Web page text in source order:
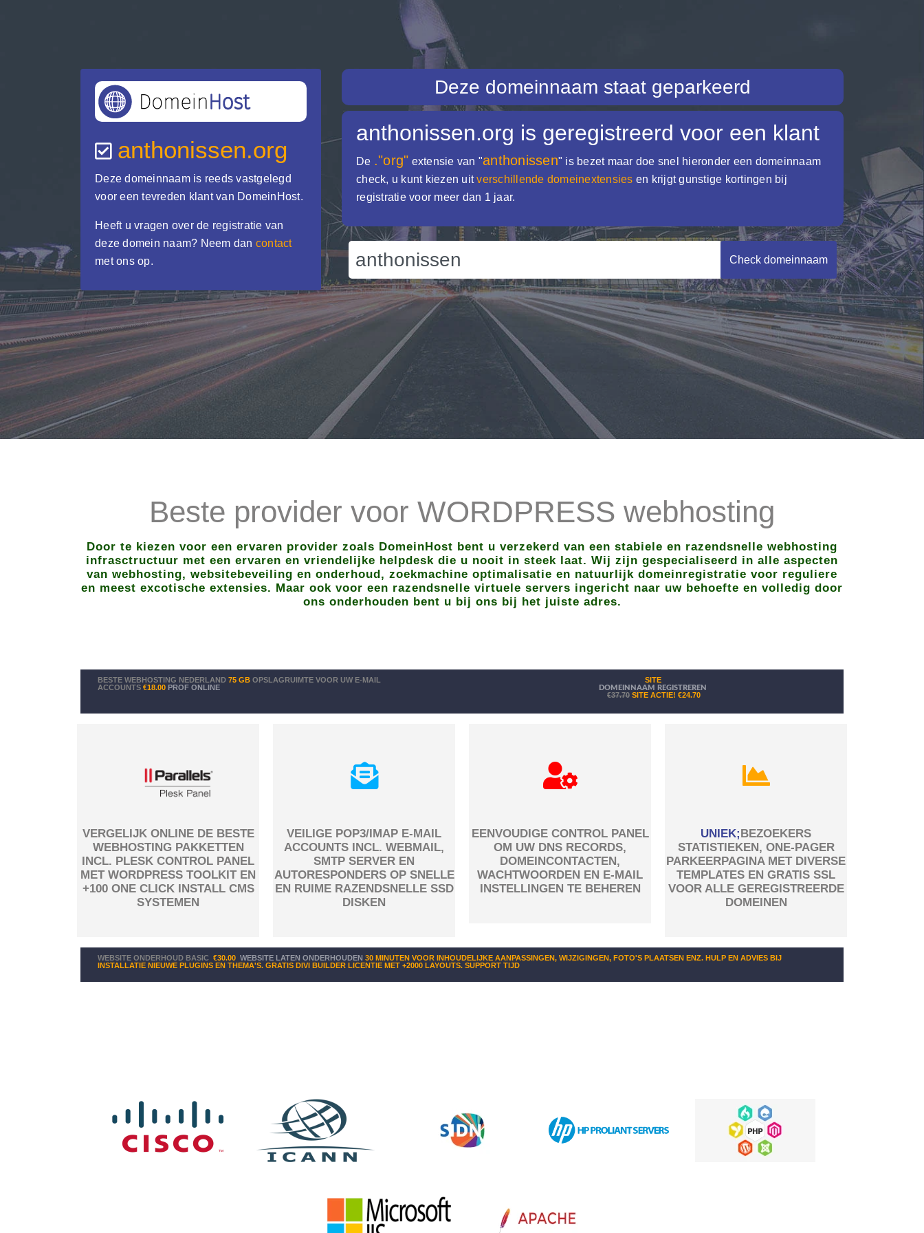
anthonissen.org
Deze domeinnaam is reeds vastgelegd
voor een tevreden klant van DomeinHost.
Heeft u vragen over de registratie van
deze domein naam? Neem dan contact
met ons op.
Deze domeinnaam staat geparkeerd
anthonissen.org is geregistreerd voor een klant
De ."org" extensie van "anthonissen" is bezet maar doe snel hieronder een domeinnaam
check, u kunt kiezen uitverschillende domeinextensies en krijgt gunstige kortingen bij
registratie voor meer dan 1 jaar.
Check domeinnaam
Beste provider voor WORDPRESS webhosting
Door te kiezen voor een ervaren provider zoals DomeinHost bent u verzekerd van een stabiele en razendsnelle webhosting
infrasctructuur met een ervaren en vriendelijke helpdesk die u nooit in steek laat. Wij zijn gespecialiseerd in alle aspecten
van webhosting, websitebeveiling en onderhoud, zoekmachine optimalisatie en natuurlijk domeinregistratie voor reguliere
en meest excotische extensies. Maar ook voor een razendsnelle virtuele servers ingericht naar uw behoefte en volledig door
ons onderhouden bent u bij ons bij het juiste adres.
BESTE WEBHOSTING NEDERLAND 75 GB OPSLAGRUIMTE VOOR UW E-MAIL
ACCOUNTS €18.00 PROF ONLINE
SITE
DOMEINNAAM REGISTREREN
€37.70 SITE ACTIE! €24.70
VERGELIJK ONLINE DE BESTE
WEBHOSTING PAKKETTEN
INCL. PLESK CONTROL PANEL
MET WORDPRESS TOOLKIT EN
+100 ONE CLICK INSTALL CMS
SYSTEMEN
VEILIGE POP3/IMAP E-MAIL
ACCOUNTS INCL. WEBMAIL,
SMTP SERVER EN
AUTORESPONDERS OP SNELLE
EN RUIME RAZENDSNELLE SSD
DISKEN
EENVOUDIGE CONTROL PANEL
OM UW DNS RECORDS,
DOMEINCONTACTEN,
WACHTWOORDEN EN E-MAIL
INSTELLINGEN TE BEHEREN
UNIEK;BEZOEKERS
STATISTIEKEN, ONE-PAGER
PARKEERPAGINA MET DIVERSE
TEMPLATES EN GRATIS SSL
VOOR ALLE GEREGISTREERDE
DOMEINEN
WEBSITE ONDERHOUD BASIC €30.00 WEBSITE LATEN ONDERHOUDEN 30 MINUTEN VOOR INHOUDELIJKE AANPASSINGEN, WIJZIGINGEN, FOTO'S PLAATSEN ENZ. HULP EN ADVIES BIJ
INSTALLATIE NIEUWE PLUGINS EN THEMA'S. GRATIS DIVI BUILDER LICENTIE MET +2000 LAYOUTS. SUPPORT TIJD